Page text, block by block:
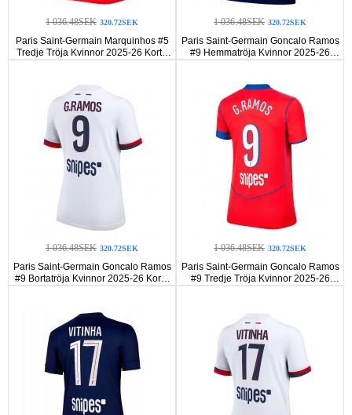
1 036.48SEK 320.72SEK
Paris Saint-Germain Marquinhos #5
Tredje Tröja Kvinnor 2025-26 Korta
ärmar
1 036.48SEK 320.72SEK
Paris Saint-Germain Goncalo Ramos
#9 Hemmatröja Kvinnor 2025-26
Korta ärmar
1 036.48SEK 320.72SEK
Paris Saint-Germain Goncalo Ramos
#9 Bortatröja Kvinnor 2025-26 Korta
ärmar
1 036.48SEK 320.72SEK
Paris Saint-Germain Goncalo Ramos
#9 Tredje Tröja Kvinnor 2025-26
Korta ärmar